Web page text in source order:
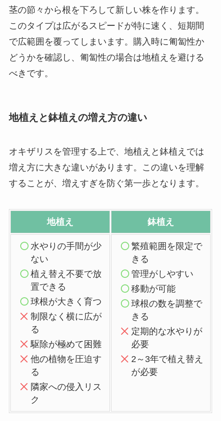
茎の節々から根を下ろして新しい株を作ります。
このタイプは広がるスピードが特に速く、短期間
で広範囲を覆ってしまいます。購入時に匍匐性か
どうかを確認し、匍匐性の場合は地植えを避ける
べきです。
地植えと鉢植えの増え方の違い
オキザリスを管理する上で、地植えと鉢植えでは
増え方に大きな違いがあります。この違いを理解
することが、増えすぎを防ぐ第一歩となります。
地植え 鉢植え
水やりの手間が少
ない
植え替え不要で放
置できる
球根が大きく育つ
制限なく横に広が
る
駆除が極めて困難
他の植物を圧迫す
る
隣家への侵入リス
ク
繁殖範囲を限定で
きる
管理がしやすい
移動が可能
球根の数を調整で
きる
定期的な水やりが
必要
2～3年で植え替え
が必要